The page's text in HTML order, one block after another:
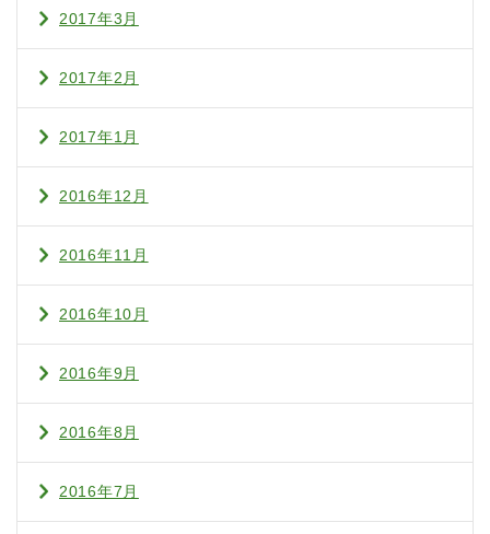
2017年3月
2017年2月
2017年1月
2016年12月
2016年11月
2016年10月
2016年9月
2016年8月
2016年7月